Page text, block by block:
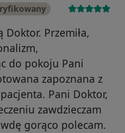
Doktor. Przemiła,
do pokoju Pani
zapoznana z
Pani Doktor,
zawdzieczam
gorąco polecam.